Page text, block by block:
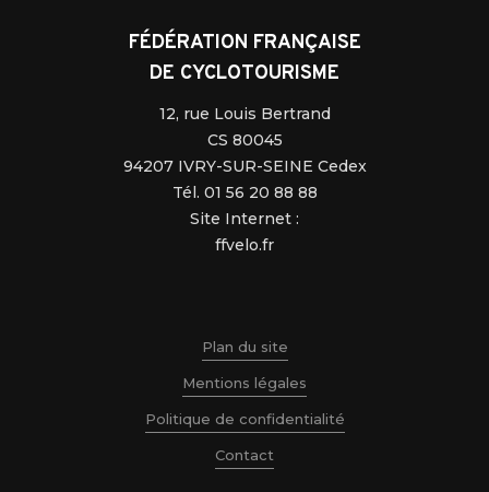
FÉDÉRATION FRANÇAISE
DE CYCLOTOURISME
12, rue Louis Bertrand
CS 80045
94207 IVRY-SUR-SEINE Cedex
Tél. 01 56 20 88 88
Site Internet :
ffvelo.fr
Plan du site
Mentions légales
Politique de confidentialité
Contact